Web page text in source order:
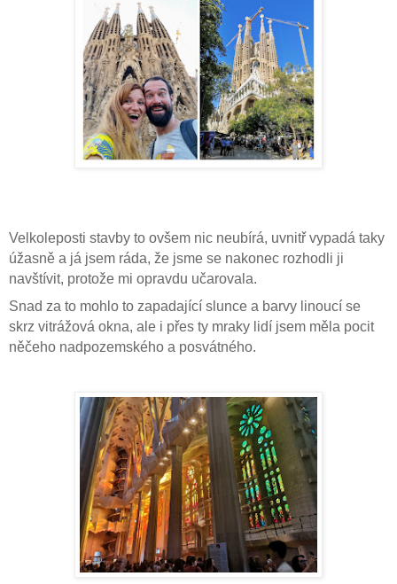
Velkoleposti stavby to ovšem nic neubírá, uvnitř vypadá taky
úžasně a já jsem ráda, že jsme se nakonec rozhodli ji
navštívit, protože mi opravdu učarovala.
Snad za to mohlo to zapadající slunce a barvy linoucí se
skrz vitrážová okna, ale i přes ty mraky lidí jsem měla pocit
něčeho nadpozemského a posvátného.